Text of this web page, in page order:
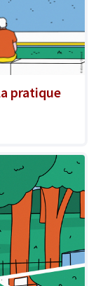
pratique